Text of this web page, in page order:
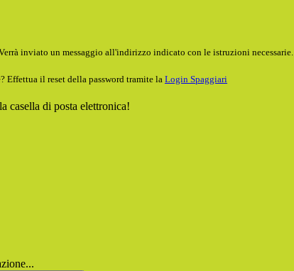
inviato un messaggio all'indirizzo indicato con le istruzioni necessarie.
Effettua il reset della password tramite la Login Spaggiari
casella di posta elettronica!